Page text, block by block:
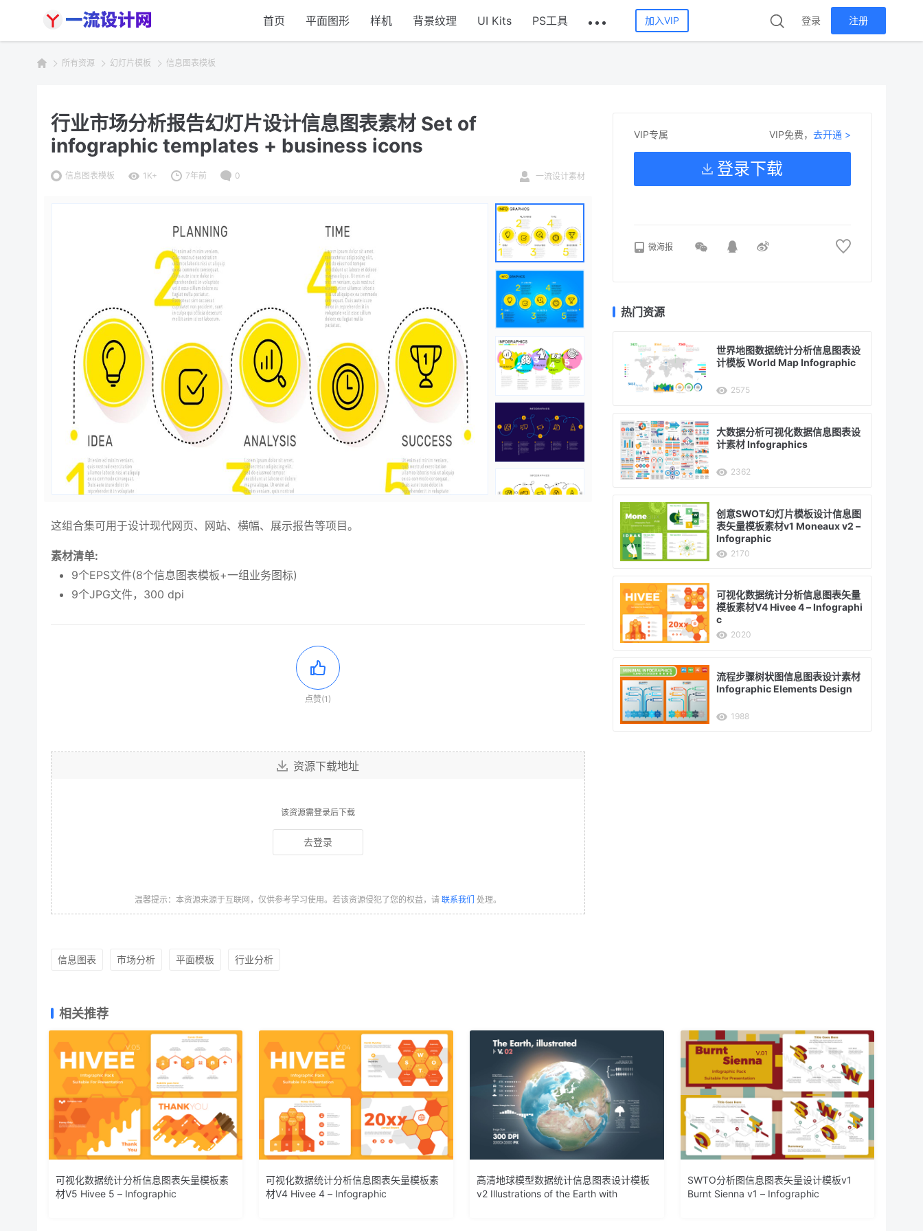
首页 平面图形 样机 背景纹理 UI Kits PS工具 加入VIP 登录 注册
所有资源 幻灯片模板 信息图表模板
行业市场分析报告幻灯片设计信息图表素材 Set of
infographic templates + business icons
信息图表模板 1K+ 7年前 0 一流设计素材
这组合集可用于设计现代网页、网站、横幅、展示报告等项目。
素材清单:
9个EPS文件(8个信息图表模板+一组业务图标)
9个JPG文件，300 dpi
点赞(1)
资源下载地址
该资源需登录后下载
去登录
温馨提示：本资源来源于互联网，仅供参考学习使用。若该资源侵犯了您的权益，请 联系我们 处理。
VIP专属 VIP免费，去开通 >
登录下载
微海报
热门资源
世界地图数据统计分析信息图表设
计模板 World Map Infographic
2575
大数据分析可视化数据信息图表设
计素材 Infographics
2362
创意SWOT幻灯片模板设计信息图
表矢量模板素材v1 Moneaux v2 –
Infographic
2170
可视化数据统计分析信息图表矢量
模板素材V4 Hivee 4 – Infographi
c
2020
流程步骤树状图信息图表设计素材
Infographic Elements Design
1988
信息图表 市场分析 平面模板 行业分析
相关推荐
可视化数据统计分析信息图表矢量模板素
材V5 Hivee 5 – Infographic
可视化数据统计分析信息图表矢量模板素
材V4 Hivee 4 – Infographic
高清地球模型数据统计信息图表设计模板
v2 Illustrations of the Earth with
SWTO分析图信息图表矢量设计模板v1
Burnt Sienna v1 – Infographic